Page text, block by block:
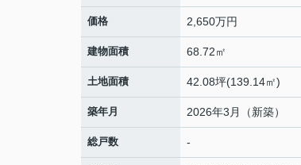
価格 2,650万円
建物面積 68.72㎡
土地面積 42.08坪(139.14㎡)
築年月 2026年3月（新築）
総戸数 -